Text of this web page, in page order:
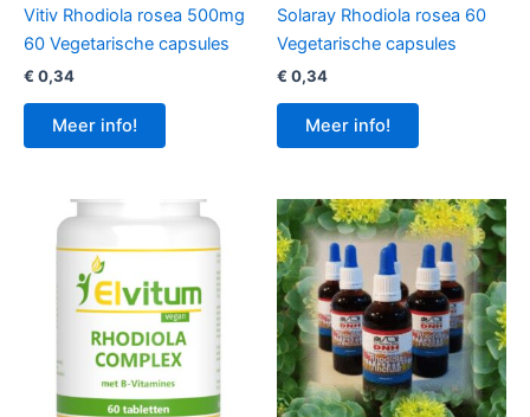
Vitiv Rhodiola rosea 500mg
60 Vegetarische capsules
€ 0,34
Meer info!
Solaray Rhodiola rosea 60
Vegetarische capsules
€ 0,34
Meer info!